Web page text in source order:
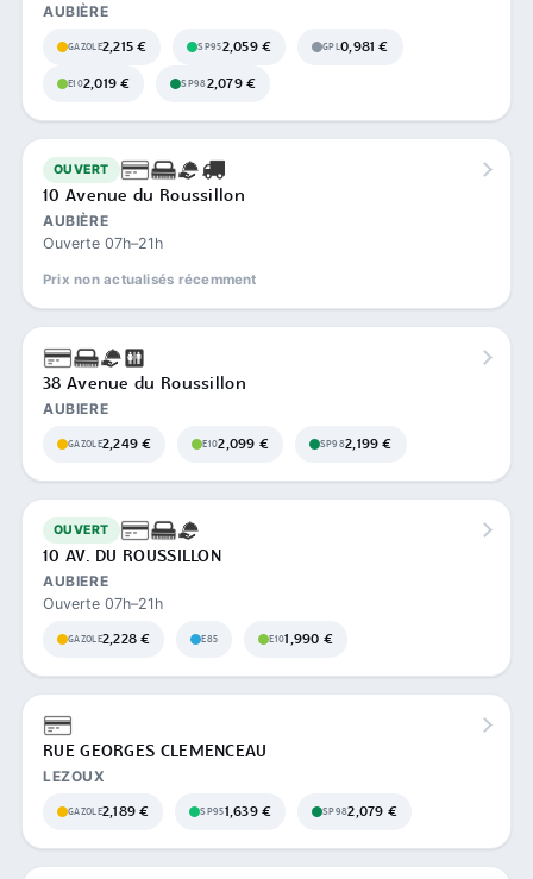
AUBIÈRE
GAZOLE2,215 € SP952,059 € GPL0,981 €
E102,019 € SP982,079 €
OUVERT
10 Avenue du Roussillon
AUBIÈRE
Ouverte 07h–21h
Prix non actualisés récemment
38 Avenue du Roussillon
AUBIERE
GAZOLE2,249 € E102,099 € SP982,199 €
OUVERT
10 AV. DU ROUSSILLON
AUBIERE
Ouverte 07h–21h
GAZOLE2,228 € E85 E101,990 €
RUE GEORGES CLEMENCEAU
LEZOUX
GAZOLE2,189 € SP951,639 € SP982,079 €